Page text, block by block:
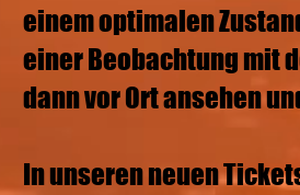
einem optimalen
einer Beobachtung mit
dann vor Ort ansehen
In unseren neuen